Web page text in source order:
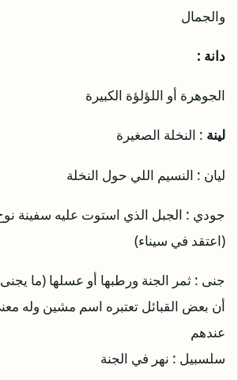
والجمال
دانة :
الجوهرة أو اللؤلؤة الكبيرة
لينة : النخلة الصغيرة
ليان : النسيم اللي حول النخلة
جودي : الجبل الذي استوت عليه سفينة
(اعتقد في سيناء)
جنى : ثمر الجنة ورطبها أو عسلها (ما
أن بعض القبائل تعتبره اسم مشين وله
عندهم
سلسبيل : نهر في الجنة